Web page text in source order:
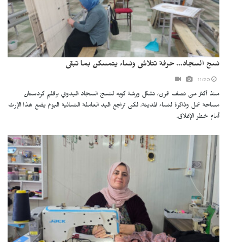
نسج السجاد... حرفة تتلاشى ونساء يتمسكن بما تبقى
منذ أكثر من نصف قرن، تشكل ورشة كويه لنسج السجاد اليدوي بإقليم كردستان
مساحة عمل وذاكرة لنساء المدينة، لكن تراجع اليد العاملة النسائية اليوم يضع هذا الإرث
أمام خطر الإغلاق.